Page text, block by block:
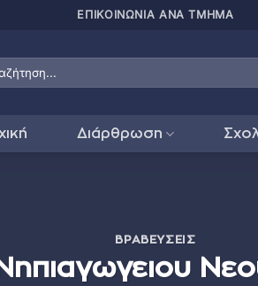
ΠΑΤΗΣΤΕ ΕΔΩ ΓΙΑ
Διάρθρωση
ΒΡΑΒΕΎΣΕΙΣ